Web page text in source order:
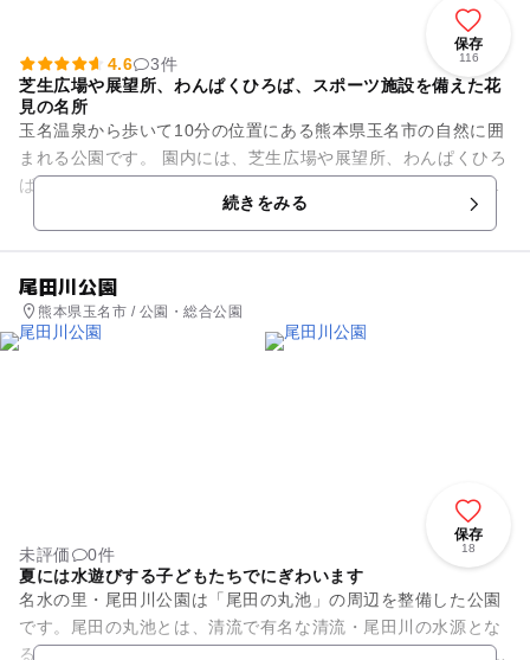
保存
116
4.6
3件
芝生広場や展望所、わんぱくひろば、スポーツ施設を備えた花
見の名所
玉名温泉から歩いて10分の位置にある熊本県玉名市の自然に囲
まれる公園です。 園内には、芝生広場や展望所、わんぱくひろ
ばの他に、野球場、グラウンドゴルフ場、テニスコートなどの
続きをみる
尾田川公園
熊本県玉名市 / 公園・総合公園
保存
18
未評価
0件
夏には水遊びする子どもたちでにぎわいます
名水の里・尾田川公園は「尾田の丸池」の周辺を整備した公園
です。尾田の丸池とは、清流で有名な清流・尾田川の水源とな
る池で、この池では3箇所から毎日600トンもの水が湧き出て、